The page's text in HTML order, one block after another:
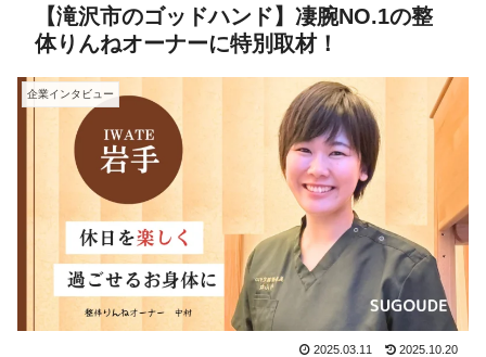
【滝沢市のゴッドハンド】凄腕NO.1の整
体りんねオーナーに特別取材！
企業インタビュー
2025.03.11 2025.10.20